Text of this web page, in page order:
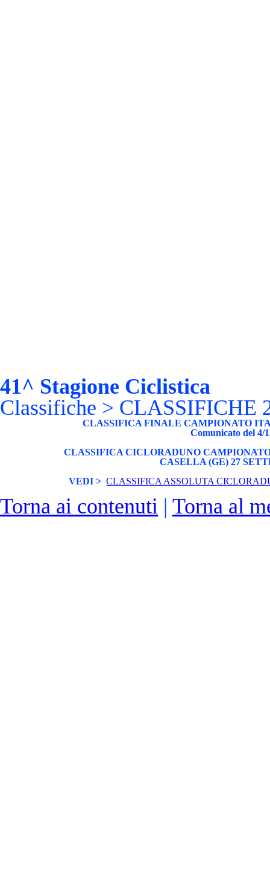
41^ Stagione Ciclistica
Classifiche > CLASSIFICHE
CLASSIFICA FINALE CAMPIONATO
Comunicato del 4/
CLASSIFICA CICLORADUNO
CASELLA (GE) 27
VEDI >CLASSIFICA ASSOLUTA
Torna ai contenuti | Torna al